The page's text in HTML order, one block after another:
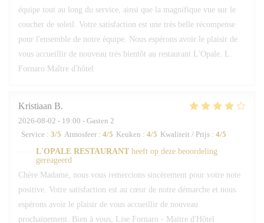
équipe tout au long du service, ainsi que la magnifique vue sur le
coucher de soleil. Votre satisfaction est une très belle récompense
pour l'ensemble de notre équipe. Nous espérons avoir le plaisir de
vous accueillir de nouveau très bientôt au restaurant L'Opale. L.
Fornaro Maître d'hôtel
Kristiaan B
2026-08-02 - 19:00 - Gasten 2
Service : 3/5 Atmosfeer : 4/5 Keuken : 4/5 Kwaliteit / Prijs : 4/5
L'OPALE RESTAURANT heeft op deze beoordeling
gereageerd
Chère Madame, nous vous remercions sincèrement pour votre note
positive. Votre satisfaction est au cœur de notre démarche et nous
espérons avoir le plaisir de vous accueillir de nouveau
prochainement. Bien à vous, Lise Fornaro - Maitre d'Hôtel